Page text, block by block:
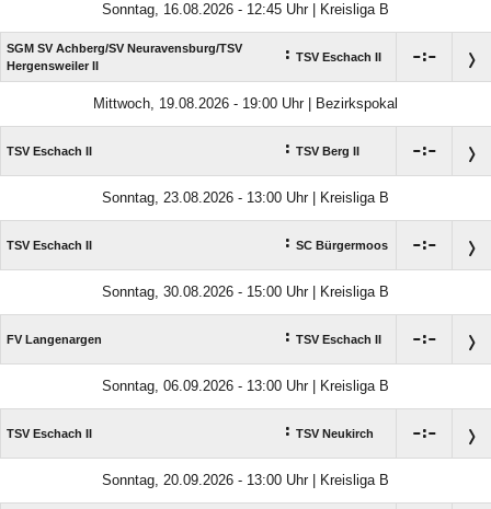
Sonntag, 16.08.2026 - 12:45 Uhr | Kreisliga B
SGM SV Achberg/​SV Neuravensburg/​TSV
Hergensweiler II
: TSV Eschach II :
Mittwoch, 19.08.2026 - 19:00 Uhr | Bezirkspokal
TSV Eschach II : TSV Berg II :
Sonntag, 23.08.2026 - 13:00 Uhr | Kreisliga B
TSV Eschach II : SC Bürgermoos :
Sonntag, 30.08.2026 - 15:00 Uhr | Kreisliga B
FV Langenargen : TSV Eschach II :
Sonntag, 06.09.2026 - 13:00 Uhr | Kreisliga B
TSV Eschach II : TSV Neukirch :
Sonntag, 20.09.2026 - 13:00 Uhr | Kreisliga B